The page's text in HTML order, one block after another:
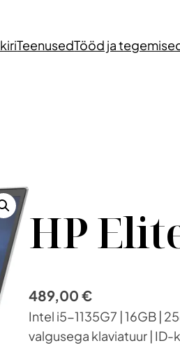
TeenusedTööd ja
HP
489,00 €
Intel i5-1135G7 | 16GB |
valgusega klaviatuur | ID-